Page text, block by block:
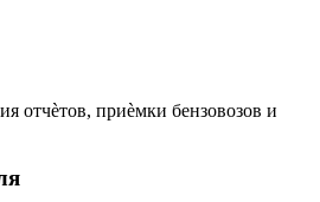
отчѐтов, приѐмки бензовозов и